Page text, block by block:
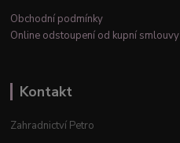
Obchodní podmínky
Online odstoupení od kupní smlouvy
Kontakt
Zahradnictví Petro